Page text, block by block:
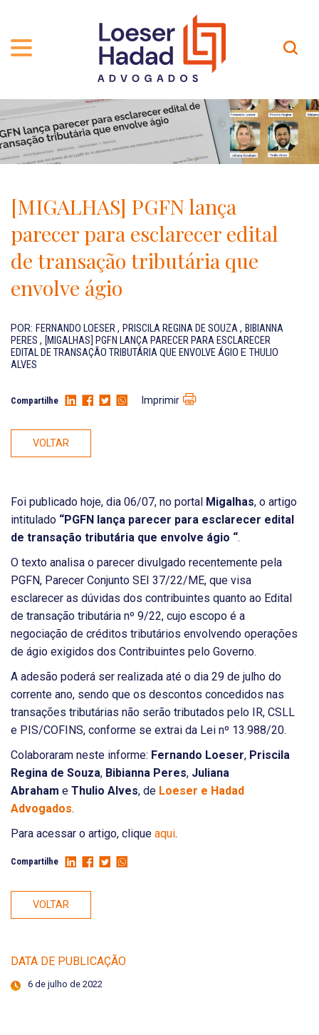
QUEM SOMOS
TRAJETÓRIA
INCLUSÃO E DIVERSIDADE
PRÊMIOS
NOSSA EQUIPE
ÁREAS DE ATUAÇÃO
PROFISSIONAIS
CARREIRA
Contato
Localização
EN-US
[MIGALHAS] PGFN lança
parecer para esclarecer edital
de transação tributária que
envolve ágio
POR: FERNANDO LOESER, PRISCILA REGINA DE SOUZA, BIBIANNA
PERES , [MIGALHAS] PGFN LANÇA PARECER PARA ESCLARECER
EDITAL DE TRANSAÇÃO TRIBUTÁRIA QUE ENVOLVE ÁGIO E THULIO
ALVES
Compartilhe Imprimir
VOLTAR
Foi publicado hoje, dia 06/07, no portal Migalhas, o artigo
intitulado “PGFN lança parecer para esclarecer edital
de transação tributária que envolve ágio “.
O texto analisa o parecer divulgado recentemente pela
PGFN, Parecer Conjunto SEI 37/22/ME, que visa
esclarecer as dúvidas dos contribuintes quanto ao Edital
de transação tributária nº 9/22, cujo escopo é a
negociação de créditos tributários envolvendo operações
de ágio exigidos dos Contribuintes pelo Governo.
A adesão poderá ser realizada até o dia 29 de julho do
corrente ano, sendo que os descontos concedidos nas
transações tributárias não serão tributados pelo IR, CSLL
e PIS/COFINS, conforme se extrai da Lei nº 13.988/20.
Colaboraram neste informe: Fernando Loeser, Priscila
Regina de Souza, Bibianna Peres, Juliana
Abraham e Thulio Alves, de Loeser e Hadad
Advogados.
Para acessar o artigo, clique aqui.
Compartilhe
VOLTAR
DATA DE PUBLICAÇÃO
6 de julho de 2022